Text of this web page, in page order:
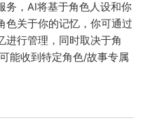
务，AI将基于角色人设和你
色关于你的记忆，你可通过
进行管理，同时取决于角
能收到特定角色/故事专属